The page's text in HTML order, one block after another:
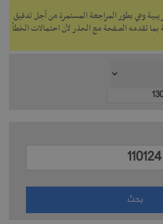
وهي بطور المراجعة المستمرة من أجل تدقيق
بما تقدمه الصفحة مع الحذر لأن احتمالات الخطأ